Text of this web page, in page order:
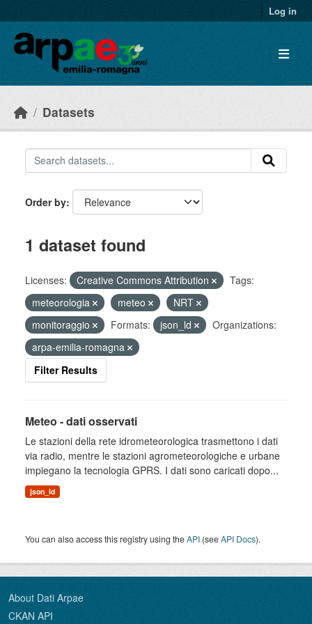
Log in
Datasets
Order by
1 dataset found
Licenses: Creative Commons Attribution
Tags:
meteorologia
meteo
NRT
monitoraggio
Formats: json_ld
Organizations:
arpa-emilia-romagna
Filter Results
Meteo - dati osservati
Le stazioni della rete idrometeorologica trasmettono i dati
via radio, mentre le stazioni agrometeorologiche e urbane
impiegano la tecnologia GPRS. I dati sono caricati dopo...
json_ld
You can also access this registry using theAPI (seeAPI Docs).
About Dati Arpae
CKAN API